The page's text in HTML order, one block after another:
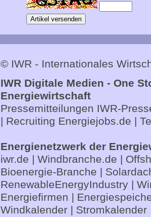
© IWR - Internationales
IWR Digitale Medien - One
Energiewirtschaft
Pressemitteilungen IWR-
| Recruiting Energiejobs.de |
Energienetzwerk der
iwr.de | Windbranche.de |
Bioenergie-Branche |
RenewableEnergyIndustry|
Energiefirmen |
Windkalender| Stromkalender